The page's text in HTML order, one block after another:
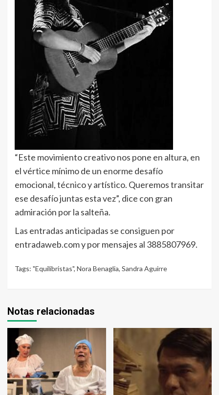
“Este movimiento creativo nos pone en altura, en
el vértice mínimo de un enorme desafío
emocional, técnico y artístico. Queremos transitar
ese desafío juntas esta vez”, dice con gran
admiración por la salteña.
Las entradas anticipadas se consiguen por
entradaweb.com y por mensajes al 3885807969.
Tags: "Equilibristas", Nora Benaglia, Sandra Aguirre
Notas relacionadas